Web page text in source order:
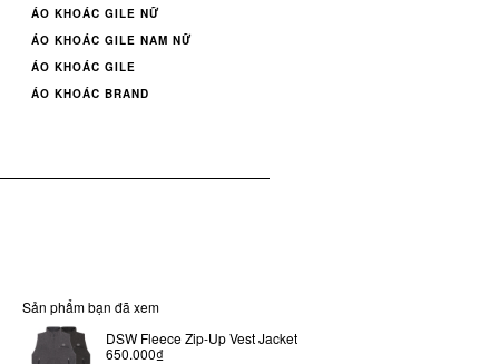
ÁO KHOÁC GILE NỮ
ÁO KHOÁC GILE NAM NỮ
ÁO KHOÁC GILE
ÁO KHOÁC BRAND
Sản phẩm bạn đã xem
DSW Fleece Zip-Up Vest Jacket
650.000₫